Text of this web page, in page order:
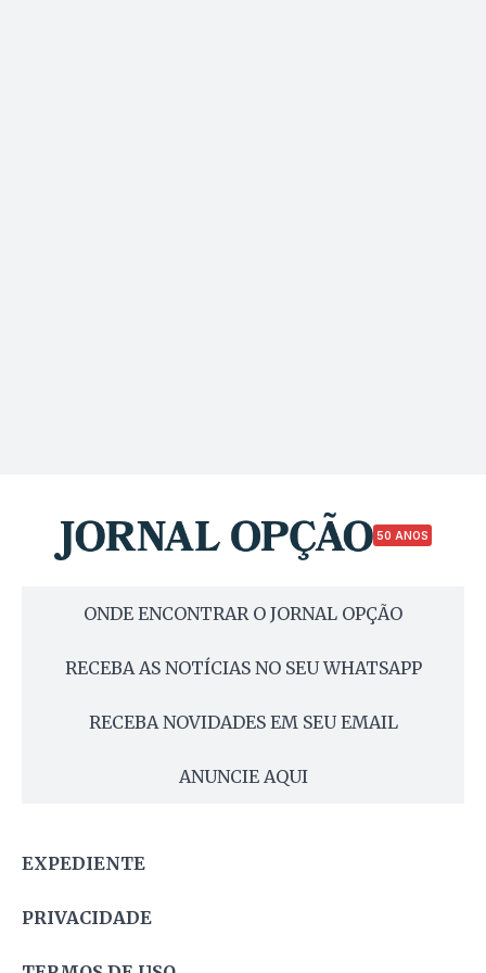
50 ANOS
ONDE ENCONTRAR O JORNAL OPÇÃO
RECEBA AS NOTÍCIAS NO SEU WHATSAPP
RECEBA NOVIDADES EM SEU EMAIL
ANUNCIE AQUI
EXPEDIENTE
PRIVACIDADE